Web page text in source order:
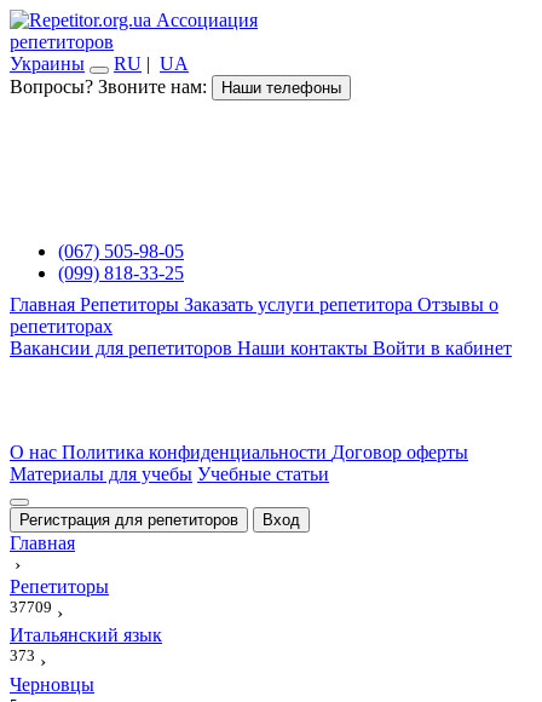
Ассоциация
репетиторов
Украины
RU | UA
Вопросы? Звоните нам:
Наши телефоны
(067) 505-98-05
(099) 818-33-25
Главная Репетиторы Заказать услуги репетитора Отзывы о
репетиторах
Вакансии для репетиторов Наши контакты Войти в кабинет
О нас Политика конфиденциальности Договор оферты
Материалы для учебы Учебные статьи
Регистрация для репетиторов Вход
Главная
›
Репетиторы
37709 ›
Итальянский язык
373 ›
Черновцы